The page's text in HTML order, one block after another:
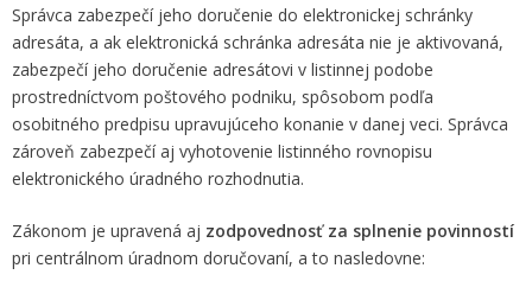
Správca zabezpečí jeho doručenie do elektronickej schránky
adresáta, a ak elektronická schránka adresáta nie je aktivovaná,
zabezpečí jeho doručenie adresátovi v listinnej podobe
prostredníctvom poštového podniku, spôsobom podľa
osobitného predpisu upravujúceho konanie v danej veci. Správca
zároveň zabezpečí aj vyhotovenie listinného rovnopisu
elektronického úradného rozhodnutia.
Zákonom je upravená aj zodpovednosť za splnenie povinností
pri centrálnom úradnom doručovaní, a to nasledovne: